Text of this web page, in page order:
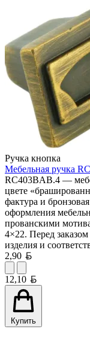
Ручка кнопка
Мебельная ручка
RC403BAB.4 —
цвете
фактура и
оформления
прованскими
4×22. Перед
изделия и
2,90
12,10
Купить